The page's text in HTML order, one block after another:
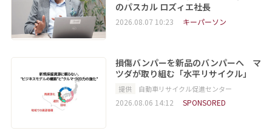
のパスカル ロズィエ社長
2026.08.07 10:23 キーパーソン
損傷バンパーを新品のバンパーへ マ
ツダが取り組む「水平リサイクル」
提供 自動車リサイクル促進センター
2026.08.06 14:12 SPONSORED